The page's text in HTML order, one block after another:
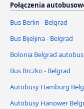
Połączenia
Bus Berlin - Belgrad
Bus Bijeljina - Belgrad
Bolonia Belgrad autobus
Bus Brczko - Belgrad
Autobusy Hamburg
Autobusy Hanower